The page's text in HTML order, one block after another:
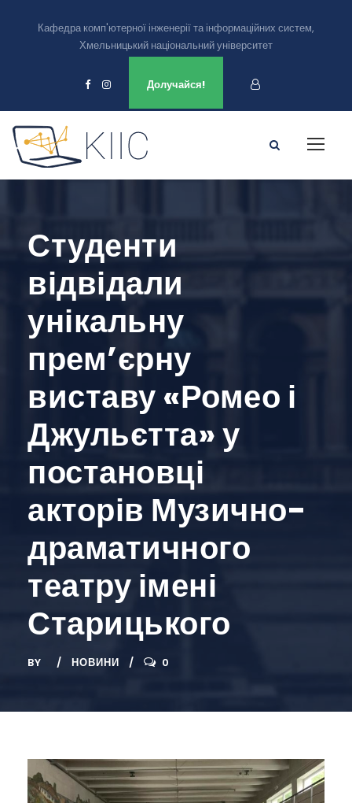
Кафедра комп'ютерної інженерії та інформаційних систем,
Хмельницький національний університет
Долучайся!
Студенти
відвідали
унікальну
прем’єрну
виставу «Ромео і
Джульєтта» у
постановці
акторів Музично-
драматичного
театру імені
Старицького
BY НОВИНИ 0